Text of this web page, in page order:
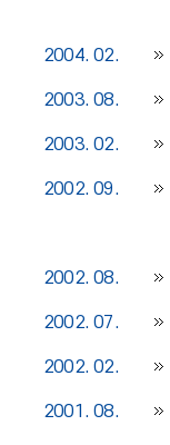
2004. 02.
2003. 08.
2003. 02.
2002. 09.
2002. 08.
2002. 07.
2002. 02.
2001. 08.